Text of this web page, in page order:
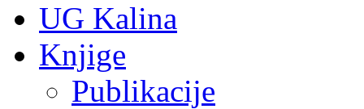
UG Kalina
Knjige
Publikacije